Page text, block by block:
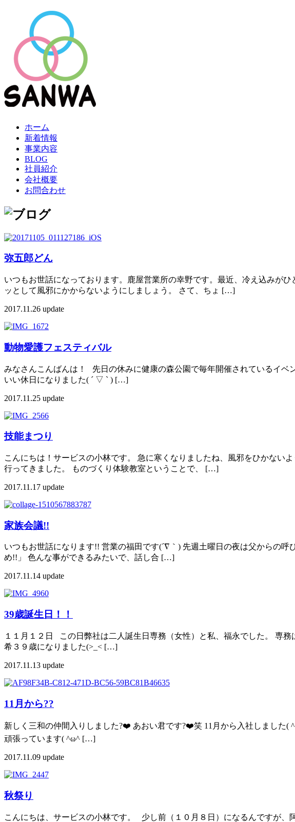
ホーム
新着情報
事業内容
BLOG
社員紹介
会社概要
お問合わせ
弥五郎どん
いつもお世話になっております。鹿屋営業所の幸野です。最近、冷え込みが
ッとして風邪にかからないようにしましょう。 さて、ちょ […]
2017.11.26 update
動物愛護フェスティバル
みなさんこんばんは！ 先日の休みに健康の森公園で毎年開催されているイベ
いい休日になりました( ´ ▽ ` ) […]
2017.11.25 update
技能まつり
こんにちは！サービスの小林です。 急に寒くなりましたね、風邪をひかない
行ってきました。 ものづくり体験教室ということで、 […]
2017.11.17 update
家族会議!!
いつもお世話になります!! 営業の福田です(´∇｀) 先週土曜日の夜は父からの
め!!」 色んな事ができるみたいで、話し合 […]
2017.11.14 update
39歳誕生日！！
１１月１２日 この日弊社は二人誕生日専務（女性）と私、福永でした。 専
希３９歳になりました(>_< […]
2017.11.13 update
11月から?‍?
新しく三和の仲間入りしました?❤️ あおい君です?❤️笑 11月から入社しました(
頑張っています( ^ω^ […]
2017.11.09 update
秋祭り
こんにちは、サービスの小林です。 少し前（１０月８日）になるんですが